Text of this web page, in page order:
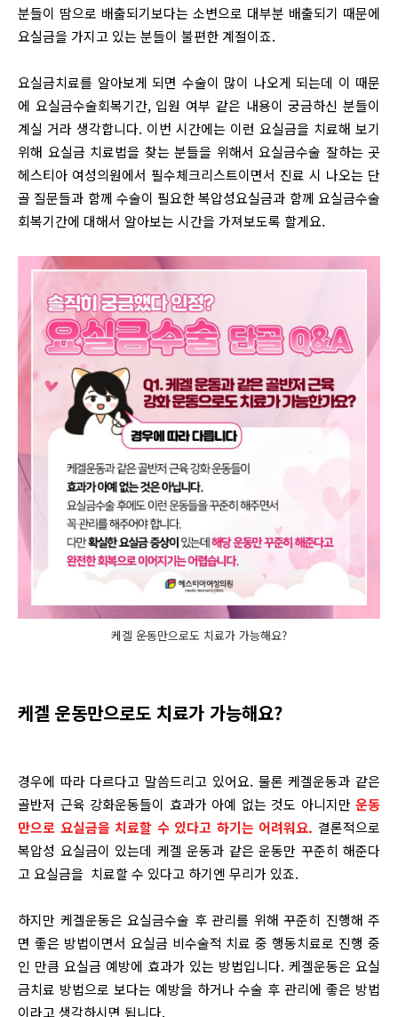
분들이 땀으로 배출되기보다는 소변으로 대부분 배출되기 때문에
요실금을 가지고 있는 분들이 불편한 계절이죠.
요실금치료를 알아보게 되면 수술이 많이 나오게 되는데 이 때문
에 요실금수술회복기간, 입원 여부 같은 내용이 궁금하신 분들이
계실 거라 생각합니다. 이번 시간에는 이런 요실금을 치료해 보기
위해 요실금 치료법을 찾는 분들을 위해서 요실금수술 잘하는 곳
헤스티아 여성의원에서 필수체크리스트이면서 진료 시 나오는 단
골 질문들과 함께 수술이 필요한 복압성요실금과 함께 요실금수술
회복기간에 대해서 알아보는 시간을 가져보도록 할게요.
케겔 운동만으로도 치료가 가능해요?
케겔 운동만으로도 치료가 가능해요?
경우에 따라 다르다고 말씀드리고 있어요. 물론 케겔운동과 같은
골반저 근육 강화운동들이 효과가 아예 없는 것도 아니지만 운동
만으로 요실금을 치료할 수 있다고 하기는 어려워요. 결론적으로
복압성 요실금이 있는데 케겔 운동과 같은 운동만 꾸준히 해준다
고 요실금을 치료할 수 있다고 하기엔 무리가 있죠.
하지만 케겔운동은 요실금수술 후 관리를 위해 꾸준히 진행해 주
면 좋은 방법이면서 요실금 비수술적 치료 중 행동치료로 진행 중
인 만큼 요실금 예방에 효과가 있는 방법입니다. 케겔운동은 요실
금치료 방법으로 보다는 예방을 하거나 수술 후 관리에 좋은 방법
이라고 생각하시면 됩니다.